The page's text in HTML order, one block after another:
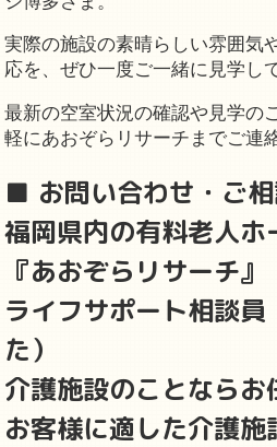
実際の施設の素晴らしい雰囲気
応を、ぜひ一度ご一緒に見学し
最新の空室状況の確認や見学の
軽にあおぞらリサーチまでご連
■ お問い合わせ・ご
福岡県内の有料老人
『あおぞらリサーチ』
ライフサポート相談
た）
介護施設のことならお
お客様に適した介護